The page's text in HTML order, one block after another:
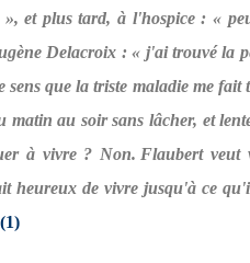
et plus tard, à l'hospice : «
Delacroix : « j'ai trouvé la
sens que la triste maladie me
matin au soir sans lâcher, et
à vivre ? Non. Flaubert veut
heureux de vivre jusqu'à ce
(1)